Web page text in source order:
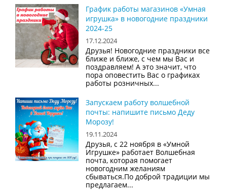
График работы магазинов «Умная
игрушка» в новогодние праздники
2024-25
17.12.2024
Друзья! Новогодние праздники все
ближе и ближе, с чем мы Вас и
поздравляем! А это значит, что
пора оповестить Вас о графиках
работы розничных...
Запускаем работу волшебной
почты: напишите письмо Деду
Морозу!
19.11.2024
Друзья, с 22 ноября в «Умной
Игрушке» работает Волшебная
почта, которая помогает
новогодним желаниям
сбываться.По доброй традиции мы
предлагаем...